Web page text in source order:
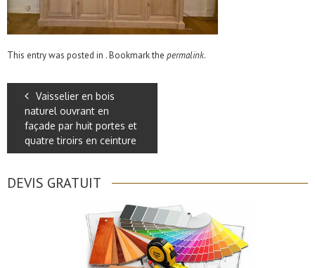
This entry was posted in . Bookmark the permalink.
Vaisselier en bois
naturel ouvrant en
façade par huit portes et
quatre tiroirs en ceinture
DEVIS GRATUIT